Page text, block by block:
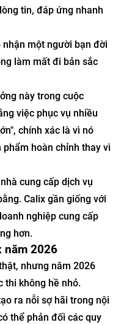
tin, đáp ứng nhanh
một người bạn đời
làm mất đi bản sắc
này trong cuộc
việc phục vụ nhiều
chính xác là vì nó
phẩm hoàn chỉnh thay vì
cung cấp dịch vụ
Calix gần giống với
nghiệp cung cấp
hơn.
năm 2026
nhưng năm 2026
thi không hề nhỏ.
ra nỗi sợ hãi trong nội
thể phản đối các quy